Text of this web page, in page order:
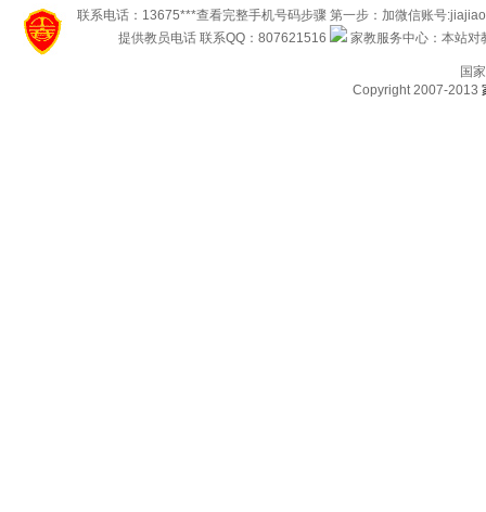
联系电话：13675***查看完整手机号码步骤 第一步：加微信账号
提供教员电话 联系QQ：807621516
家教服务中心：本站
国
Copyright 2007-2013